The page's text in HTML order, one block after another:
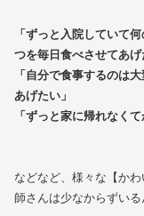
「ずっと入院していて
つを毎日食べさせてあげ
「自分で食事するのは
あげたい」
「ずっと家に帰れなく
などなど、様々な【か
師さんは少なからずい